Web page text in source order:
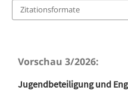
Zitationsformate
Vorschau 3/2026:
Jugendbeteiligung und